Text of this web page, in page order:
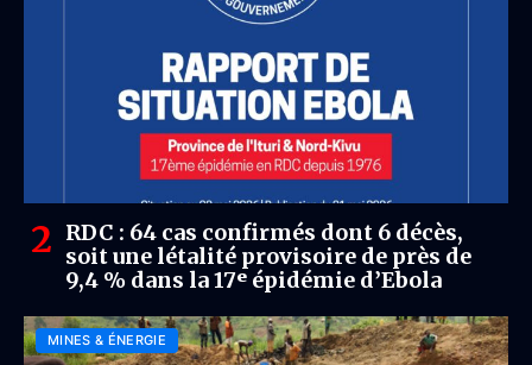
RDC : 64 cas confirmés dont 6 décès,
soit une létalité provisoire de près de
9,4 % dans la 17ᵉ épidémie d’Ebola
MINES & ÉNERGIE